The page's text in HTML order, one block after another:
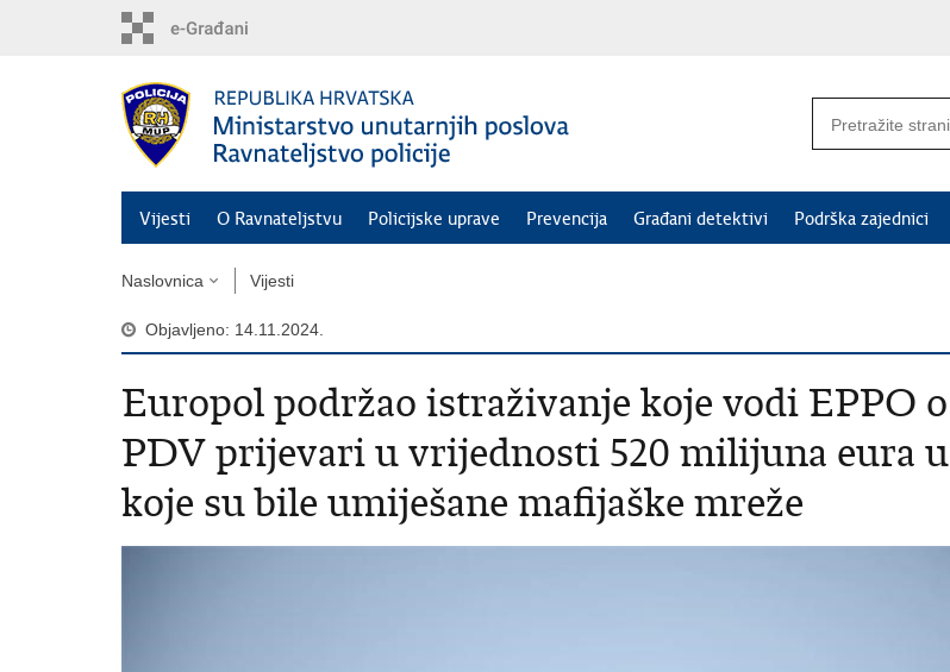
Vijesti O Ravnateljstvu Policijske uprave Prevencija Građani detektivi Podrška zajednici
Naslovnica Vijesti
Objavljeno: 14.11.2024.
Europol podržao istraživanje koje vodi EPPO o
PDV prijevari u vrijednosti 520 milijuna eura u
koje su bile umiješane mafijaške mreže